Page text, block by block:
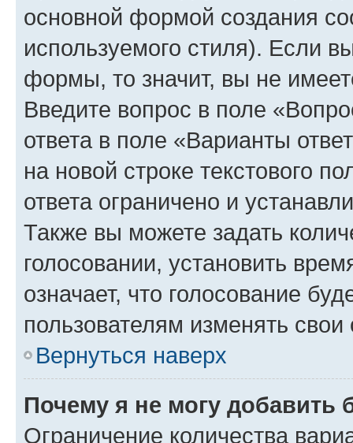
основной формой создания
используемого стиля). Если
формы, то значит, вы не
Введите вопрос в поле
ответа в поле «Варианты
на новой строке текстового
ответа ограничено и
Также вы можете задать
голосовании, установить
означает, что голосование
пользователям изменять свои
Вернуться наверх
Почему я не могу добавить
Ограничение количества